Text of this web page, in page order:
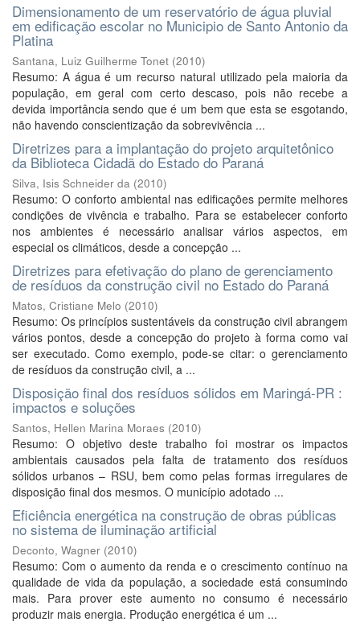
Dimensionamento de um reservatório de água pluvial
em edificação escolar no Municipio de Santo Antonio da
Platina
Santana, Luiz Guilherme Tonet (2010)
Resumo: A água é um recurso natural utilizado pela maioria da
população, em geral com certo descaso, pois não recebe a
devida importância sendo que é um bem que esta se esgotando,
não havendo conscientização da sobrevivência ...
Diretrizes para a implantação do projeto arquitetônico
da Biblioteca Cidadã do Estado do Paraná
Silva, Isis Schneider da (2010)
Resumo: O conforto ambiental nas edificações permite melhores
condições de vivência e trabalho. Para se estabelecer conforto
nos ambientes é necessário analisar vários aspectos, em
especial os climáticos, desde a concepção ...
Diretrizes para efetivação do plano de gerenciamento
de resíduos da construção civil no Estado do Paraná
Matos, Cristiane Melo (2010)
Resumo: Os princípios sustentáveis da construção civil abrangem
vários pontos, desde a concepção do projeto à forma como vai
ser executado. Como exemplo, pode-se citar: o gerenciamento
de resíduos da construção civil, a ...
Disposição final dos resíduos sólidos em Maringá-PR :
impactos e soluções
Santos, Hellen Marina Moraes (2010)
Resumo: O objetivo deste trabalho foi mostrar os impactos
ambientais causados pela falta de tratamento dos resíduos
sólidos urbanos – RSU, bem como pelas formas irregulares de
disposição final dos mesmos. O município adotado ...
Eficiência energética na construção de obras públicas
no sistema de iluminação artificial
Deconto, Wagner (2010)
Resumo: Com o aumento da renda e o crescimento contínuo na
qualidade de vida da população, a sociedade está consumindo
mais. Para prover este aumento no consumo é necessário
produzir mais energia. Produção energética é um ...